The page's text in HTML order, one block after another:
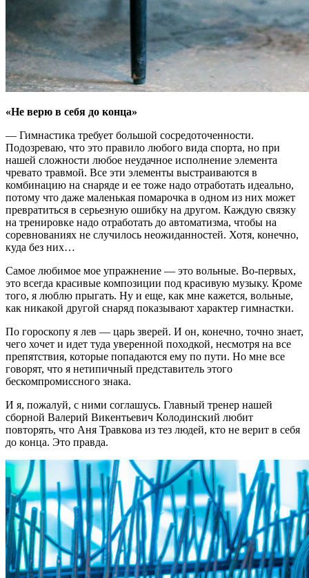
«Не верю в себя до конца»
— Гимнастика требует большой сосредоточенности.
Подозреваю, что это правило любого вида спорта, но при
нашей сложности любое неудачное исполнение элемента
чревато травмой. Все эти элементы выстраиваются в
комбинацию на снаряде и ее тоже надо отработать идеально,
потому что даже маленькая помарочка в одном из них может
превратиться в серьезную ошибку на другом. Каждую связку
на тренировке надо отработать до автоматизма, чтобы на
соревнованиях не случилось неожиданностей. Хотя, конечно,
куда без них…
Самое любимое мое упражнение — это вольные. Во-первых,
это всегда красивые композиции под красивую музыку. Кроме
того, я люблю прыгать. Ну и еще, как мне кажется, вольные,
как никакой другой снаряд показывают характер гимнастки.
По гороскопу я лев — царь зверей. И он, конечно, точно знает,
чего хочет и идет туда уверенной походкой, несмотря на все
препятствия, которые попадаются ему по пути. Но мне все
говорят, что я нетипичный представитель этого
бескомпромиссного знака.
И я, пожалуй, с ними соглашусь. Главный тренер нашей
сборной Валерий Викентьевич Колодинский любит
повторять, что Аня Травкова из тез людей, кто не верит в себя
до конца. Это правда.